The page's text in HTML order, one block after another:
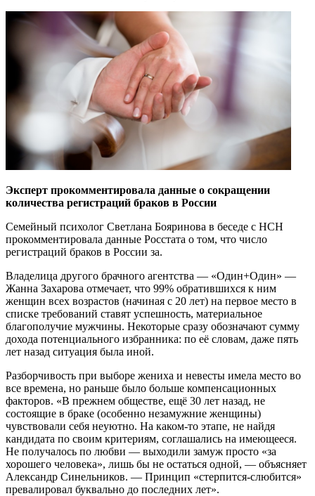
Эксперт прокомментировала данные о сокращении
количества регистраций браков в России
Семейный психолог Светлана Бояринова в беседе с НСН
прокомментировала данные Росстата о том, что число
регистраций браков в России за.
Владелица другого брачного агентства — «Один+Один» —
Жанна Захарова отмечает, что 99% обратившихся к ним
женщин всех возрастов (начиная с 20 лет) на первое место в
списке требований ставят успешность, материальное
благополучие мужчины. Некоторые сразу обозначают сумму
дохода потенциального избранника: по её словам, даже пять
лет назад ситуация была иной.
Разборчивость при выборе жениха и невесты имела место во
все времена, но раньше было больше компенсационных
факторов. «В прежнем обществе, ещё 30 лет назад, не
состоящие в браке (особенно незамужние женщины)
чувствовали себя неуютно. На каком-то этапе, не найдя
кандидата по своим критериям, соглашались на имеющееся.
Не получалось по любви — выходили замуж просто «за
хорошего человека», лишь бы не остаться одной, — объясняет
Александр Синельников. — Принцип «стерпится-слюбится»
превалировал буквально до последних лет».